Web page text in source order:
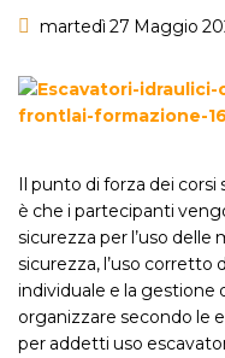
martedì 27 Maggio
Il punto di forza dei corsi
è che i partecipanti
sicurezza per l’uso delle
sicurezza, l’uso
individuale e la gestione
organizzare secondo le
per addetti uso